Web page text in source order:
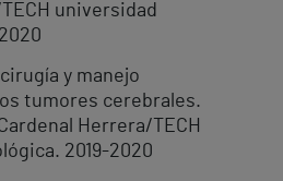
universidad
y manejo
tumores cerebrales.
Herrera/TECH
2019-2020